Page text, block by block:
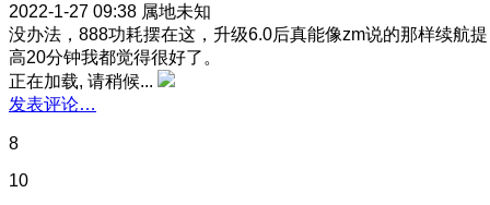
2022-1-27 09:38 属地未知
没办法，888功耗摆在这，升级6.0后真能像zm说的那样续航提
高20分钟我都觉得很好了。
正在加载, 请稍候...
发表评论…
8
10